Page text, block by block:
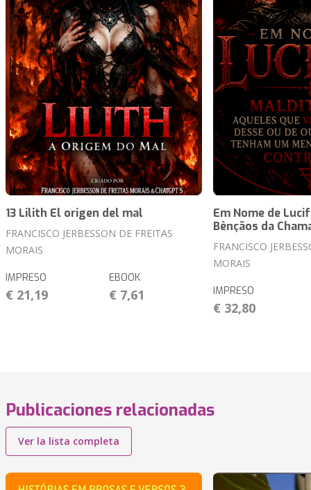
13 Lilith El origen del mal
FRANCISCO JERBESSON DE FREITAS
MORAIS
IMPRESO
€ 21,19
EBOOK
€ 7,61
Em Nome de
Bênçãos da
FRANCISCO
MORAIS
IMPRESO
€ 32,80
Publicaciones relacionadas
Ver la lista completa